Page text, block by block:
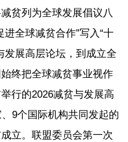
贫列为全球发展倡议八
全球减贫合作”写入“十
发展高层论坛，到成立全
终把全球减贫事业视作
行的2026减贫与发展高
9个国际机构共同发起的
立。联盟委员会第一次